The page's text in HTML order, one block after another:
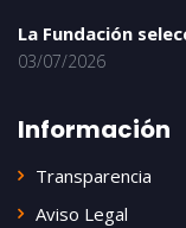
La Fundación
03/07/2026
Información
Transparencia
Aviso Legal